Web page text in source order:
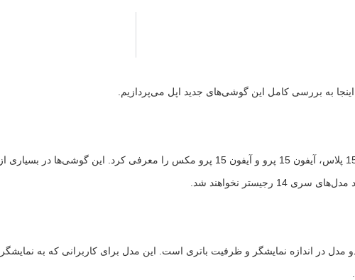
در تاریخ 21 شهریور ماه 1402، اپل چهار مدل آیفون 15، آیفون 15 پلاس، آیفون 15 پرو
آیفون 15 است و تنها تفاوت این دو مدل در اندازه نمایشگر و ظرفیت باتری است. این مدل برای